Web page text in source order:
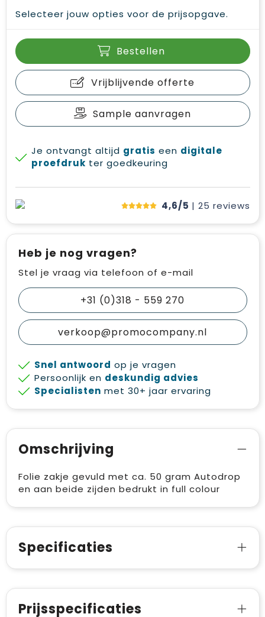
Selecteer jouw opties voor de prijsopgave.
Bestellen
Vrijblijvende offerte
Sample aanvragen
Je ontvangt altijd gratis een digitale
proefdruk ter goedkeuring
4,6/5 | 25 reviews
Heb je nog vragen?
Stel je vraag via telefoon of e-mail
+31 (0)318 - 559 270
verkoop@promocompany.nl
Snel antwoord op je vragen
Persoonlijk en deskundig advies
Specialisten met 30+ jaar ervaring
Omschrijving
Folie zakje gevuld met ca. 50 gram Autodrop
en aan beide zijden bedrukt in full colour
Specificaties
Prijsspecificaties